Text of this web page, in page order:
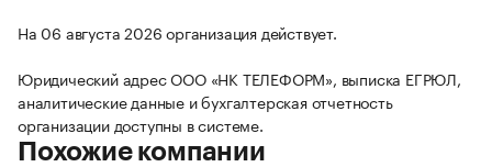
На 06 августа 2026 организация действует.
Юридический адрес ООО «НК ТЕЛЕФОРМ», выписка ЕГРЮЛ,
аналитические данные и бухгалтерская отчетность
организации доступны в системе.
Похожие компании